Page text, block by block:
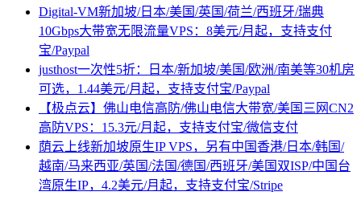
Digital-VM新加坡/日本/美国/英国/荷兰/西班牙/瑞典
10Gbps大带宽无限流量VPS：8美元/月起，支持支付
宝/Paypal
justhost一次性5折：日本/新加坡/美国/欧洲/南美等30机房
可选，1.44美元/月起，支持支付宝/Paypal
【极点云】佛山电信高防/佛山电信大带宽/美国三网CN2
高防VPS：15.3元/月起，支持支付宝/微信支付
荫云上线新加坡原生IP VPS，另有中国香港/日本/韩国/
越南/马来西亚/英国/法国/德国/西班牙/美国双ISP/中国台
湾原生IP，4.2美元/月起，支持支付宝/Stripe